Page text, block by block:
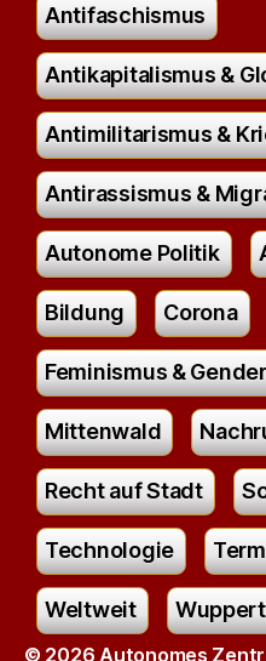
Antifaschismus
Antikapitalismus &
Antimilitarismus &
Antirassismus &
Autonome Politik
Bildung Corona
Feminismus &
Mittenwald
Recht auf Stadt
Technologie
Weltweit
© 2026 Autonomes